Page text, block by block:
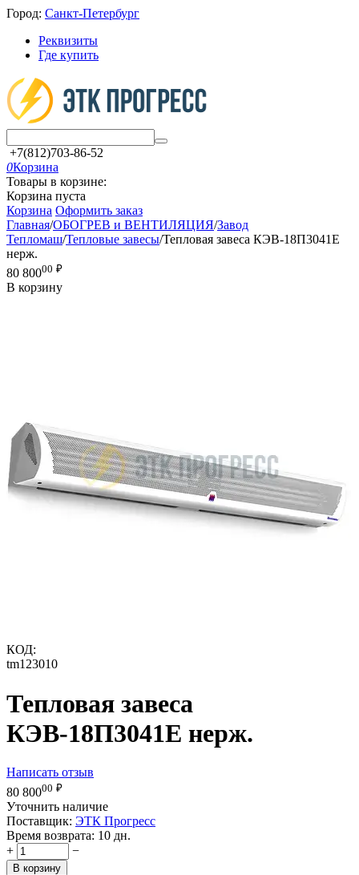
Город: Санкт-Петербург
Реквизиты
Где купить
+7(812)703-86-52
0Корзина
Товары в корзине:
Корзина пуста
Корзина Оформить заказ
Главная/ОБОГРЕВ и ВЕНТИЛЯЦИЯ/Завод
Тепломаш/Тепловые завесы/Тепловая завеса КЭВ-18П3041E
нерж.
80 80000 ₽
В корзину
КОД:
tm123010
Тепловая завеса
КЭВ-18П3041E нерж.
Написать отзыв
80 80000 ₽
Уточнить наличие
Поставщик: ЭТК Прогресс
Время возврата: 10 дн.
+
−
В корзину